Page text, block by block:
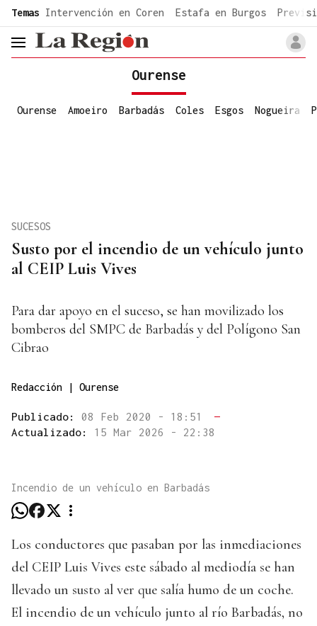
common.go-to-content
Temas Intervención en Coren Estafa en Burgos
header.menu.open
Ourense
Ourense Amoeiro Barbadás Coles Esgos Nogueira
Susto por el incendio de un vehículo junto
al CEIP Luis Vives
SUCESOS
Para dar apoyo en el suceso, se han movilizado los
bomberos del SMPC de Barbadás y del Polígono San
Cibrao
Redacción | Ourense
Publicado: 08 Feb 2020 - 18:51
—
Actualizado: 15 Mar 2026 - 22:38
Incendio de un vehículo en Barbadás
Los conductores que pasaban por las inmediaciones
del CEIP Luis Vives este sábado al mediodía se han
llevado un susto al ver que salía humo de un coche.
El incendio de un vehículo junto al río Barbadás, no